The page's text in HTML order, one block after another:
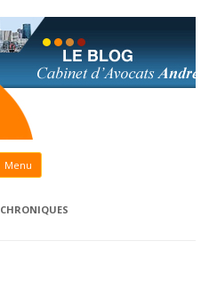
Menu Aller au contenu principal
CHRONIQUES